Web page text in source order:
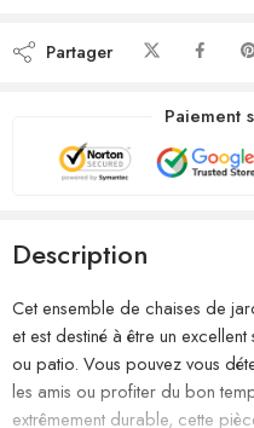
Partager
Paiement
Description
Cet ensemble de chaises de
et est destiné à être un
ou patio. Vous pouvez vous
les amis ou profiter du bon
extrêmement durable, cette